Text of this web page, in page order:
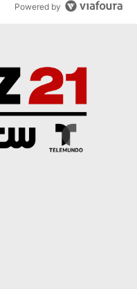
Powered by